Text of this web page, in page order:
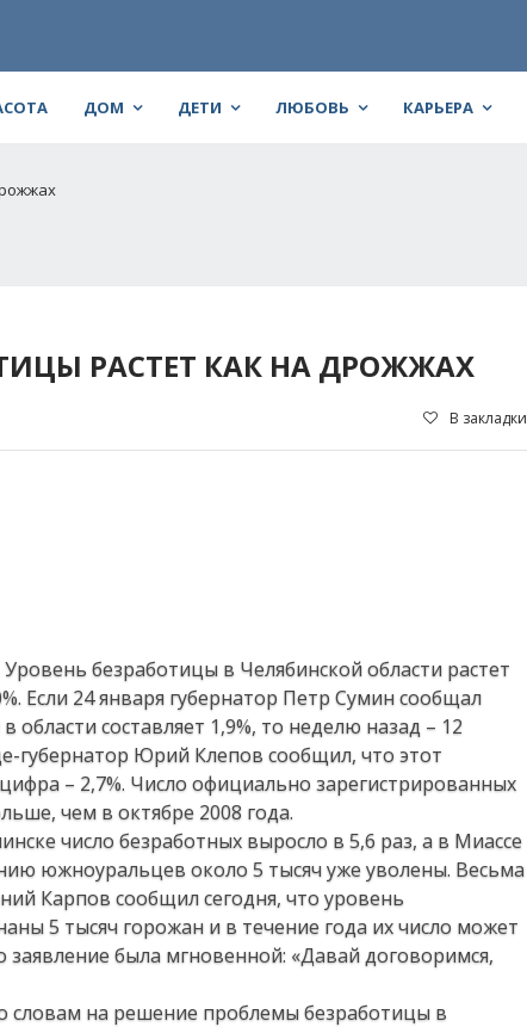
ДОМ ДЕТИ ЛЮБОВЬ КАРЬЕРА
РАСТЕТ КАК НА ДРОЖЖАХ
В закладки
безработицы в Челябинской области растет
Если 24 января губернатор Петр Сумин сообщал
составляет 1,9%, то неделю назад – 12
губернатор Юрий Клепов сообщил, что этот
– 2,7%. Число официально зарегистрированных
чем в октябре 2008 года.
число безработных выросло в 5,6 раз, а в Миассе
южноуральцев около 5 тысяч уже уволены. Весьма
Карпов сообщил сегодня, что уровень
5 тысяч горожан и в течение года их число может
заявление была мгновенной: «Давай договоримся,
словам на решение проблемы безработицы в